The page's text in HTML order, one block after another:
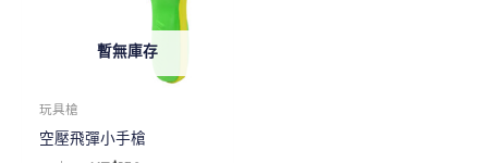
暫無庫存
玩具槍
空壓飛彈小手槍